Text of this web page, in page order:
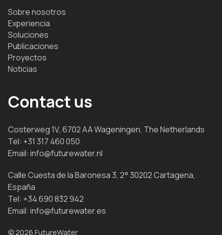
Sobre nosotros
Experiencia
Soluciones
Publicaciones
Proyectos
Noticias
Contact us
Costerweg 1V, 6702 AA Wageningen, The Netherlands
Tel: +31 317 460 050
Email: info@futurewater.nl
Calle Cuesta de la Baronesa 3, 2° 30202 Cartagena,
España
Tel: +34 690 832 942
Email: info@futurewater.es
© 2026 FutureWater